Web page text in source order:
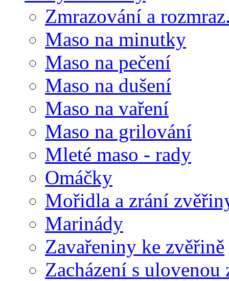
Zmrazování a
Maso na minutky
Maso na pečení
Maso na dušení
Maso na vaření
Maso na grilování
Mleté maso - rady
Omáčky
Mořidla a zrání
Marinády
Zavařeniny ke zvěřině
Zacházení s ulovenou